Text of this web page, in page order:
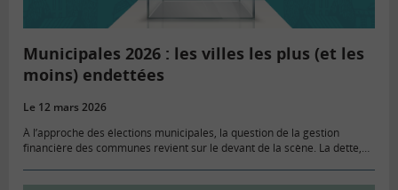
Municipales 2026 : les villes les plus (et les
moins) endettées
Le 12 mars 2026
À l’approche des élections municipales, la question de la gestion
financière des communes revient sur le devant de la scène. La dette,